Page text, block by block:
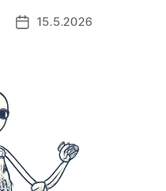
Datum
15.5.2026